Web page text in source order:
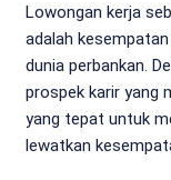
Lowongan kerja
adalah
dunia perbankan.
prospek karir yang
yang tepat untuk
lewatkan